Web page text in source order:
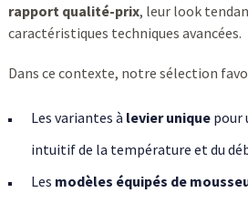
rapport qualité-prix, leur look
caractéristiques techniques avancées.
Dans ce contexte, notre sélection
Les variantes à levier uniquepour
intuitif de la température et du
Les modèles équipés de